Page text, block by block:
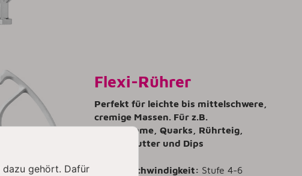
Flexi-Rührer
Perfekt für leichte bis mittelschwere,
cremige Massen. Für z.B.
Buttercreme, Quarks, Rührteig,
Kräuterbutter und Dips
Max. Geschwindigkeit: Stufe 4-6
dazu gehört. Dafür